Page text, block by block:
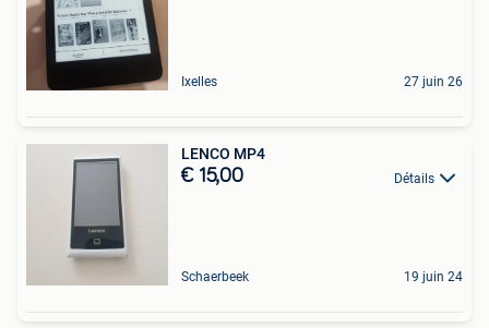
Ixelles 27 juin 26
LENCO MP4
€ 15,00 Détails
Schaerbeek 19 juin 24